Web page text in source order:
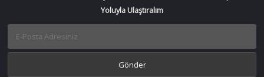
Yoluyla Ulaştıralım